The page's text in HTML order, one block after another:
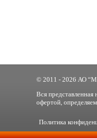
© 2011 - 2026 АО
Вся представленная
офертой,
Политика